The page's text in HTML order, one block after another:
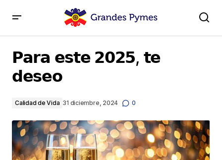
𝗣𝗮𝗿𝗮 𝗲𝘀𝘁𝗲 𝟮𝟬𝟮𝟱, 𝘁𝗲
𝗱𝗲𝘀𝗲𝗼
Calidad de Vida 31 diciembre, 2024 0